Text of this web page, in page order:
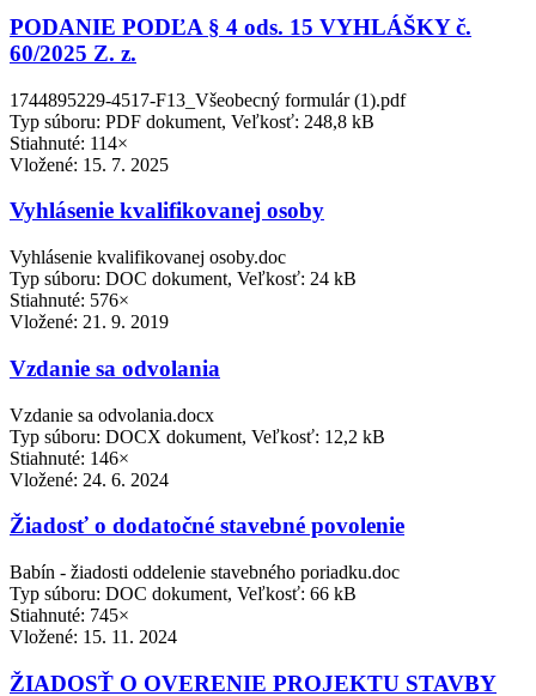
PODANIE PODĽA § 4 ods. 15 VYHLÁŠKY č.
60/2025 Z. z.
1744895229-4517-F13_Všeobecný formulár (1).pdf
Typ súboru: PDF dokument, Veľkosť: 248,8 kB
Stiahnuté: 114×
Vložené: 15. 7. 2025
Vyhlásenie kvalifikovanej osoby
Vyhlásenie kvalifikovanej osoby.doc
Typ súboru: DOC dokument, Veľkosť: 24 kB
Stiahnuté: 576×
Vložené: 21. 9. 2019
Vzdanie sa odvolania
Vzdanie sa odvolania.docx
Typ súboru: DOCX dokument, Veľkosť: 12,2 kB
Stiahnuté: 146×
Vložené: 24. 6. 2024
Žiadosť o dodatočné stavebné povolenie
Babín - žiadosti oddelenie stavebného poriadku.doc
Typ súboru: DOC dokument, Veľkosť: 66 kB
Stiahnuté: 745×
Vložené: 15. 11. 2024
ŽIADOSŤ O OVERENIE PROJEKTU STAVBY